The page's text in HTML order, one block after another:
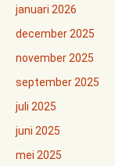
januari 2026
december 2025
november 2025
september 2025
juli 2025
juni 2025
mei 2025